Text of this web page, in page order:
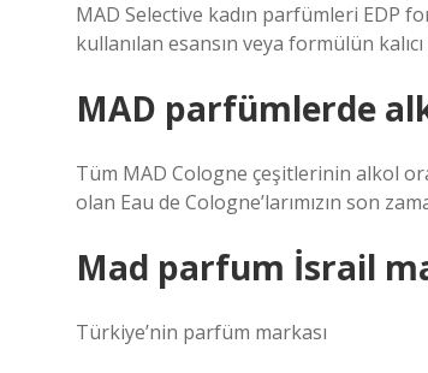
MAD Selective kadın parfümleri EDP
kullanılan esansın veya formülün
MAD parfümlerde
Tüm MAD Cologne çeşitlerinin alkol
olan Eau de Cologne’larımızın son
Mad parfum İsrail
Türkiye’nin parfüm markası